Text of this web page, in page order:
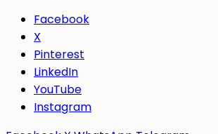
Facebook
X
Pinterest
LinkedIn
YouTube
Instagram